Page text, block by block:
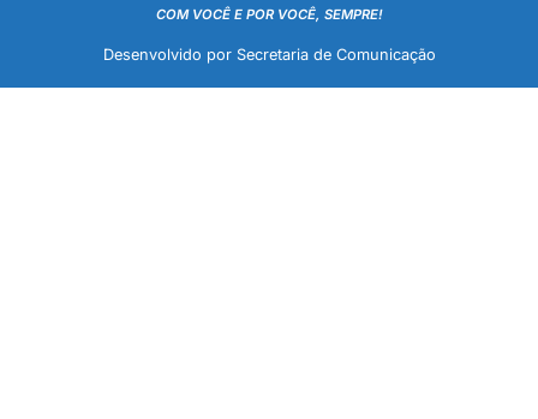
COM VOCÊ E POR VOCÊ, SEMPRE!
Desenvolvido por Secretaria de Comunicação